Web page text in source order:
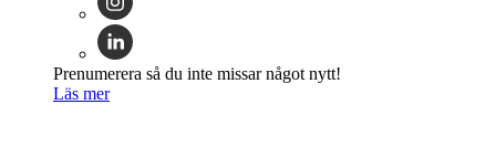
Prenumerera så du inte missar något nytt!
Läs mer